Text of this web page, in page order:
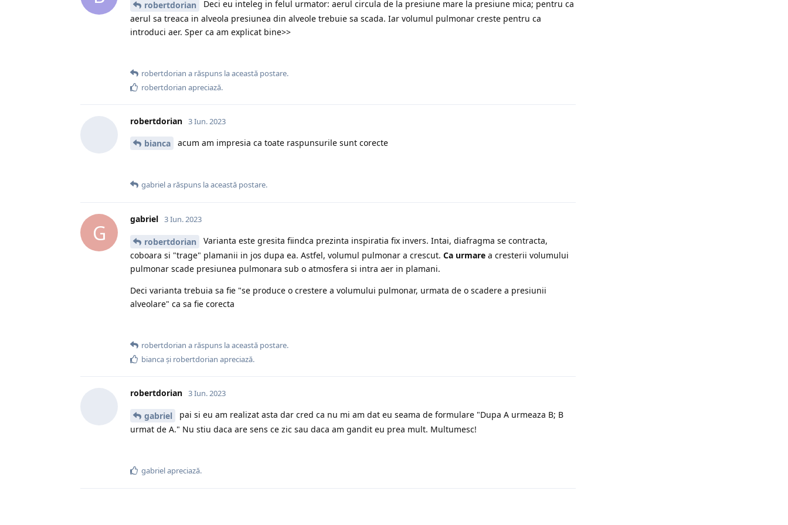
robertdorian
Deci eu inteleg in felul urmator: aerul circula de la presiune mare la presiune mica; pentru ca
aerul sa treaca in alveola presiunea din alveole trebuie sa scada. Iar volumul pulmonar creste pentru ca
introduci aer. Sper ca am explicat bine>>
robertdorian a răspuns la această postare.
robertdorian apreciază.
robertdorian 3 Iun. 2023
bianca acum am impresia ca toate raspunsurile sunt corecte
gabriela răspuns la această postare.
G
gabriel 3 Iun. 2023
robertdorian
Varianta este gresita fiindca prezinta inspiratia fix invers. Intai, diafragma se contracta,
coboara si "trage" plamanii in jos dupa ea. Astfel, volumul pulmonar a crescut. Ca urmare a cresterii volumului
pulmonar scade presiunea pulmonara sub o atmosfera si intra aer in plamani.
Deci varianta trebuia sa fie "se produce o crestere a volumului pulmonar, urmata de o scadere a presiunii
alveolare" ca sa fie corecta
robertdorian a răspuns la această postare.
biancași robertdorian apreciază.
robertdorian 3 Iun. 2023
gabriel
pai si eu am realizat asta dar cred ca nu mi am dat eu seama de formulare "Dupa A urmeaza B; B
urmat de A." Nu stiu daca are sens ce zic sau daca am gandit eu prea mult. Multumesc!
gabrielapreciază.